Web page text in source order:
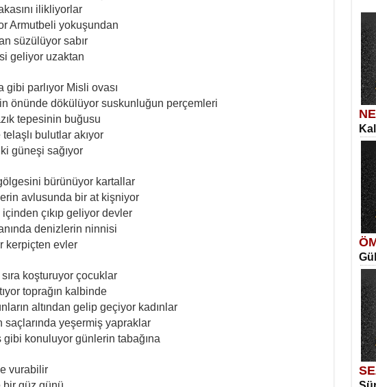
ilikliyorlar
Armutbeli yokuşundan
süzülüyor sabır
geliyor uzaktan
gibi parlıyor Misli ovası
önünde dökülüyor suskunluğun perçemleri
tepesinin buğusu
bulutlar akıyor
güneşi sağıyor
bürünüyor kartallar
avlusunda bir at kişniyor
çıkıp geliyor devler
denizlerin ninnisi
kerpiçten evler
koşturuyor çocuklar
toprağın kalbinde
altından gelip geçiyor kadınlar
saçlarında yeşermiş yapraklar
gibi konuluyor günlerin tabağına
vurabilir